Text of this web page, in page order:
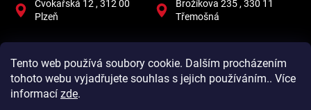
Tento web používá soubory cookie. Dalším procházením
tohoto webu vyjadřujete souhlas s jejich používáním.. Více
informací zde.
Cvokařská 12 , 312 00
Plzeň
Brožíkova 235 , 330 11
Třemošná